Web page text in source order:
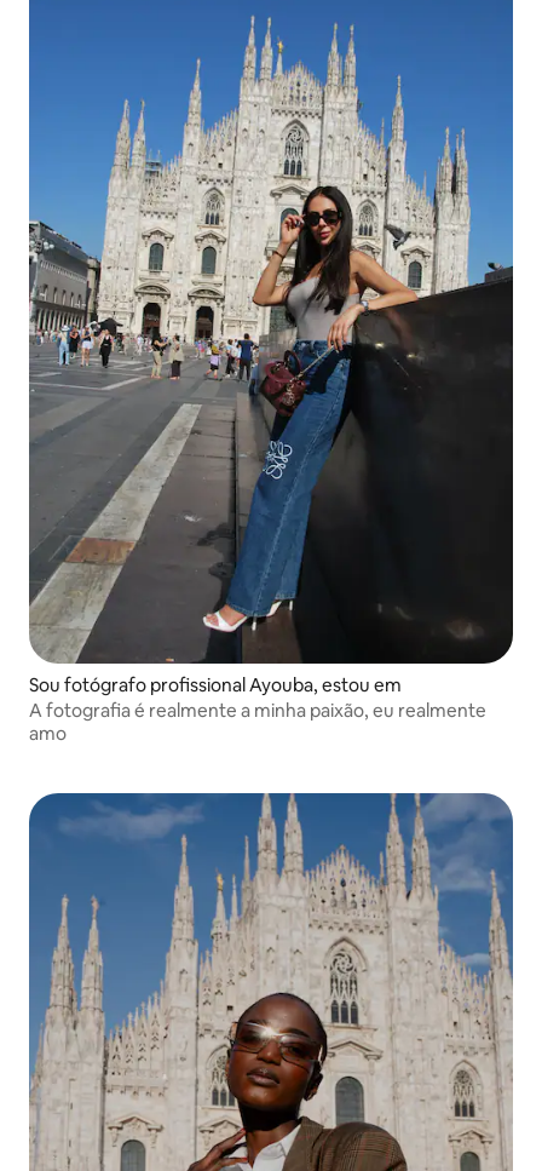
Sou fotógrafo profissional Ayouba, estou em
A fotografia é realmente a minha paixão, eu realmente
amo